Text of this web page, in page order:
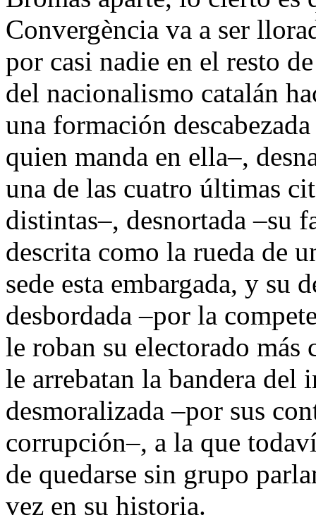
Convergència va a ser
por casi nadie en el resto
del nacionalismo catalán
una formación
quien manda en ella–,
una de las cuatro últimas
distintas–, desnortada –su
descrita como la rueda de
sede esta embargada, y su
desbordada –por la
le roban su electorado más
le arrebatan la bandera del
desmoralizada –por sus
corrupción–, a la que
de quedarse sin grupo
vez en su historia.